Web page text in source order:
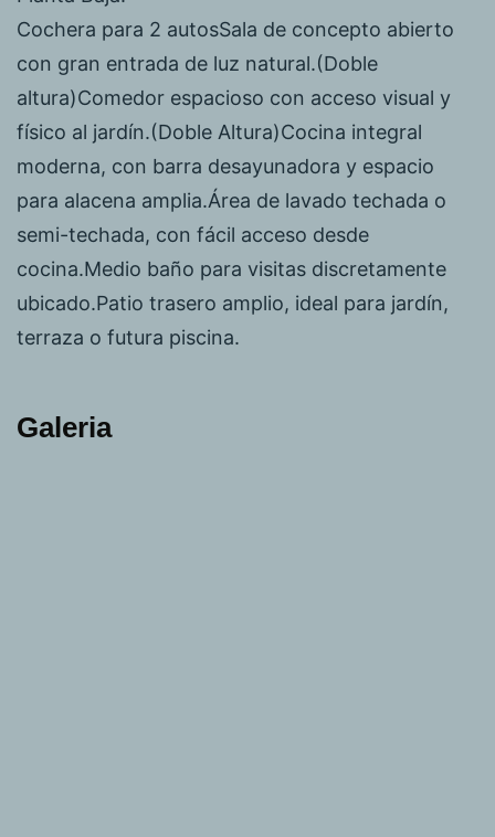
Cochera para 2 autosSala de concepto abierto
con gran entrada de luz natural.(Doble
altura)Comedor espacioso con acceso visual y
físico al jardín.(Doble Altura)Cocina integral
moderna, con barra desayunadora y espacio
para alacena amplia.Área de lavado techada o
semi-techada, con fácil acceso desde
cocina.Medio baño para visitas discretamente
ubicado.Patio trasero amplio, ideal para jardín,
terraza o futura piscina.
Galeria